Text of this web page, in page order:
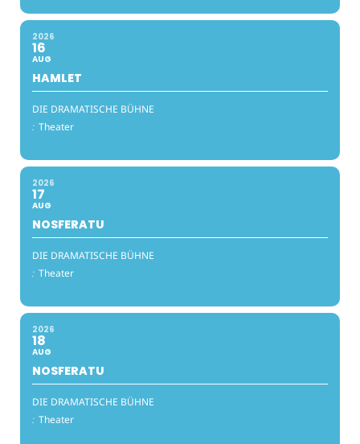
2026
16
AUG
HAMLET
DIE DRAMATISCHE BÜHNE
: Theater
2026
17
AUG
NOSFERATU
DIE DRAMATISCHE BÜHNE
: Theater
2026
18
AUG
NOSFERATU
DIE DRAMATISCHE BÜHNE
: Theater